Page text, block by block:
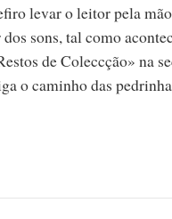
levar o leitor pela
dos sons, tal como
de Coleccção» na
o caminho das